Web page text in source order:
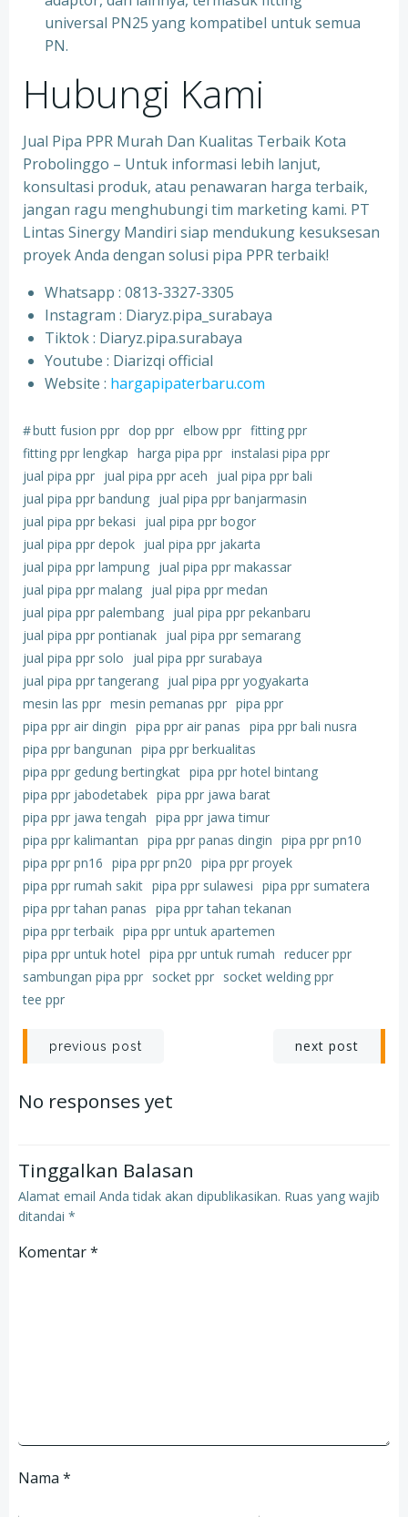
universal PN25 yang kompatibel untuk semua
PN.
Hubungi Kami
Jual Pipa PPR Murah Dan Kualitas Terbaik Kota
Probolinggo – Untuk informasi lebih lanjut,
konsultasi produk, atau penawaran harga terbaik,
jangan ragu menghubungi tim marketing kami. PT
Lintas Sinergy Mandiri siap mendukung kesuksesan
proyek Anda dengan solusi pipa PPR terbaik!
Whatsapp : 0813-3327-3305
⁠Instagram : Diaryz.pipa_surabaya
⁠Tiktok : Diaryz.pipa.surabaya
⁠Youtube : Diarizqi official
⁠Website : hargapipaterbaru.com
#butt fusion ppr dop ppr elbow ppr fitting ppr
fitting ppr lengkap harga pipa ppr instalasi pipa ppr
jual pipa ppr jual pipa ppr aceh
jual pipa ppr bali
jual pipa ppr bandung jual pipa ppr banjarmasin
jual pipa ppr bekasi
jual pipa ppr bogor
jual pipa ppr depok jual pipa ppr jakarta
jual pipa ppr lampung jual pipa ppr makassar
jual pipa ppr malang jual pipa ppr medan
jual pipa ppr palembang jual pipa ppr pekanbaru
jual pipa ppr pontianak jual pipa ppr semarang
jual pipa ppr solo
jual pipa ppr surabaya
jual pipa ppr tangerang jual pipa ppr yogyakarta
mesin las ppr mesin pemanas ppr pipa ppr
pipa ppr air dingin pipa ppr air panas pipa ppr bali nusra
pipa ppr bangunan pipa ppr berkualitas
pipa ppr gedung bertingkat pipa ppr hotel bintang
pipa ppr jabodetabek pipa ppr jawa barat
pipa ppr jawa tengah pipa ppr jawa timur
pipa ppr kalimantan pipa ppr panas dingin pipa ppr pn10
pipa ppr pn16 pipa ppr pn20 pipa ppr proyek
pipa ppr rumah sakit pipa ppr sulawesi pipa ppr sumatera
pipa ppr tahan panas pipa ppr tahan tekanan
pipa ppr terbaik pipa ppr untuk apartemen
pipa ppr untuk hotel pipa ppr untuk rumah reducer ppr
sambungan pipa ppr socket ppr socket welding ppr
tee ppr
Post
navigation
previous post next post
No responses yet
Tinggalkan Balasan
Alamat email Anda tidak akan dipublikasikan. Ruas yang wajib
ditandai *
Komentar*
Nama *